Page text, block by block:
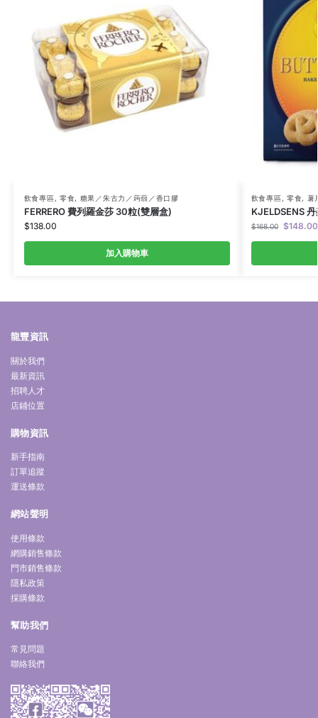
飲食專區, 零食, 糖果／朱古力／蒟蒻／香口膠
FERRERO 費列羅金莎 30粒(雙層盒)
$138.00
加入購物車
飲食專區, 零食, 薯
KJELDSENS
$168.00 $148.00
龍豐資訊
關於我們
最新資訊
招聘人才
店鋪位置
購物資訊
新手指南
訂單追蹤
運送條款
網站聲明
使用條款
網購銷售條款
門市銷售條款
隱私政策
採購條款
幫助我們
常見問題
聯絡我們